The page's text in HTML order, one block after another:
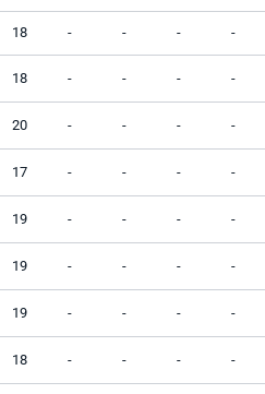
18 - - - -
18 - - - -
20 - - - -
17 - - - -
19 - - - -
19 - - - -
19 - - - -
18 - - - -